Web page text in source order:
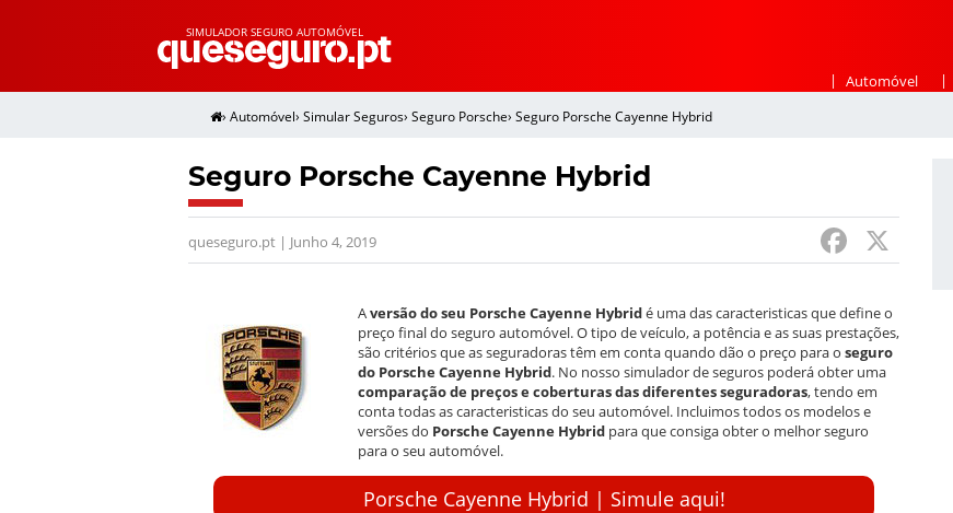
SIMULADOR SEGURO AUTOMÓVEL
| Automóvel |
› Automóvel› Simular Seguros› Seguro Porsche› Seguro Porsche Cayenne Hybrid
Seguro Porsche Cayenne Hybrid
queseguro.pt | Junho 4, 2019
Aversão do seu Porsche Cayenne Hybridé uma das caracteristicas que define o
preço final do seguro automóvel. O tipo de veículo, a potência e as suas prestações,
são critérios que as seguradoras têm em conta quando dão o preço para o seguro
do Porsche Cayenne Hybrid. No nosso simulador de seguros poderá obter uma
comparação de preços e coberturas das diferentes seguradoras, tendo em
conta todas as caracteristicas do seu automóvel. Incluimos todos os modelos e
versões do Porsche Cayenne Hybridpara que consiga obter o melhor seguro
para o seu automóvel.
Porsche Cayenne Hybrid | Simule aqui!
F
a
c
e
b
o
o
k